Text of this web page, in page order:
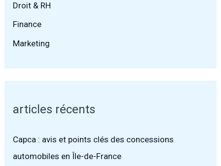
Droit & RH
Finance
Marketing
articles récents
Capca : avis et points clés des concessions
automobiles en Île-de-France